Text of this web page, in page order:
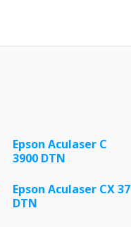
Epson Aculaser C
3900 DTN
Epson Aculaser CX 37
DTN